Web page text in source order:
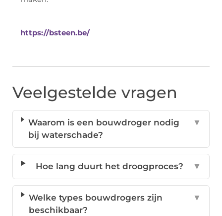
https://bsteen.be/
Veelgestelde vragen
Waarom is een bouwdroger nodig
bij waterschade?
▼
Hoe lang duurt het droogproces? ▼
Welke types bouwdrogers zijn
beschikbaar?
▼